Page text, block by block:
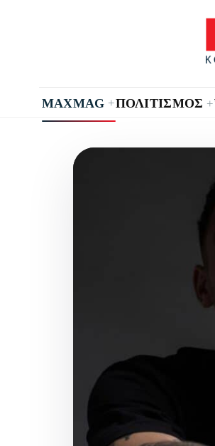
MAXMAG +ΠΟΛΙΤΙΣΜΟΣ +